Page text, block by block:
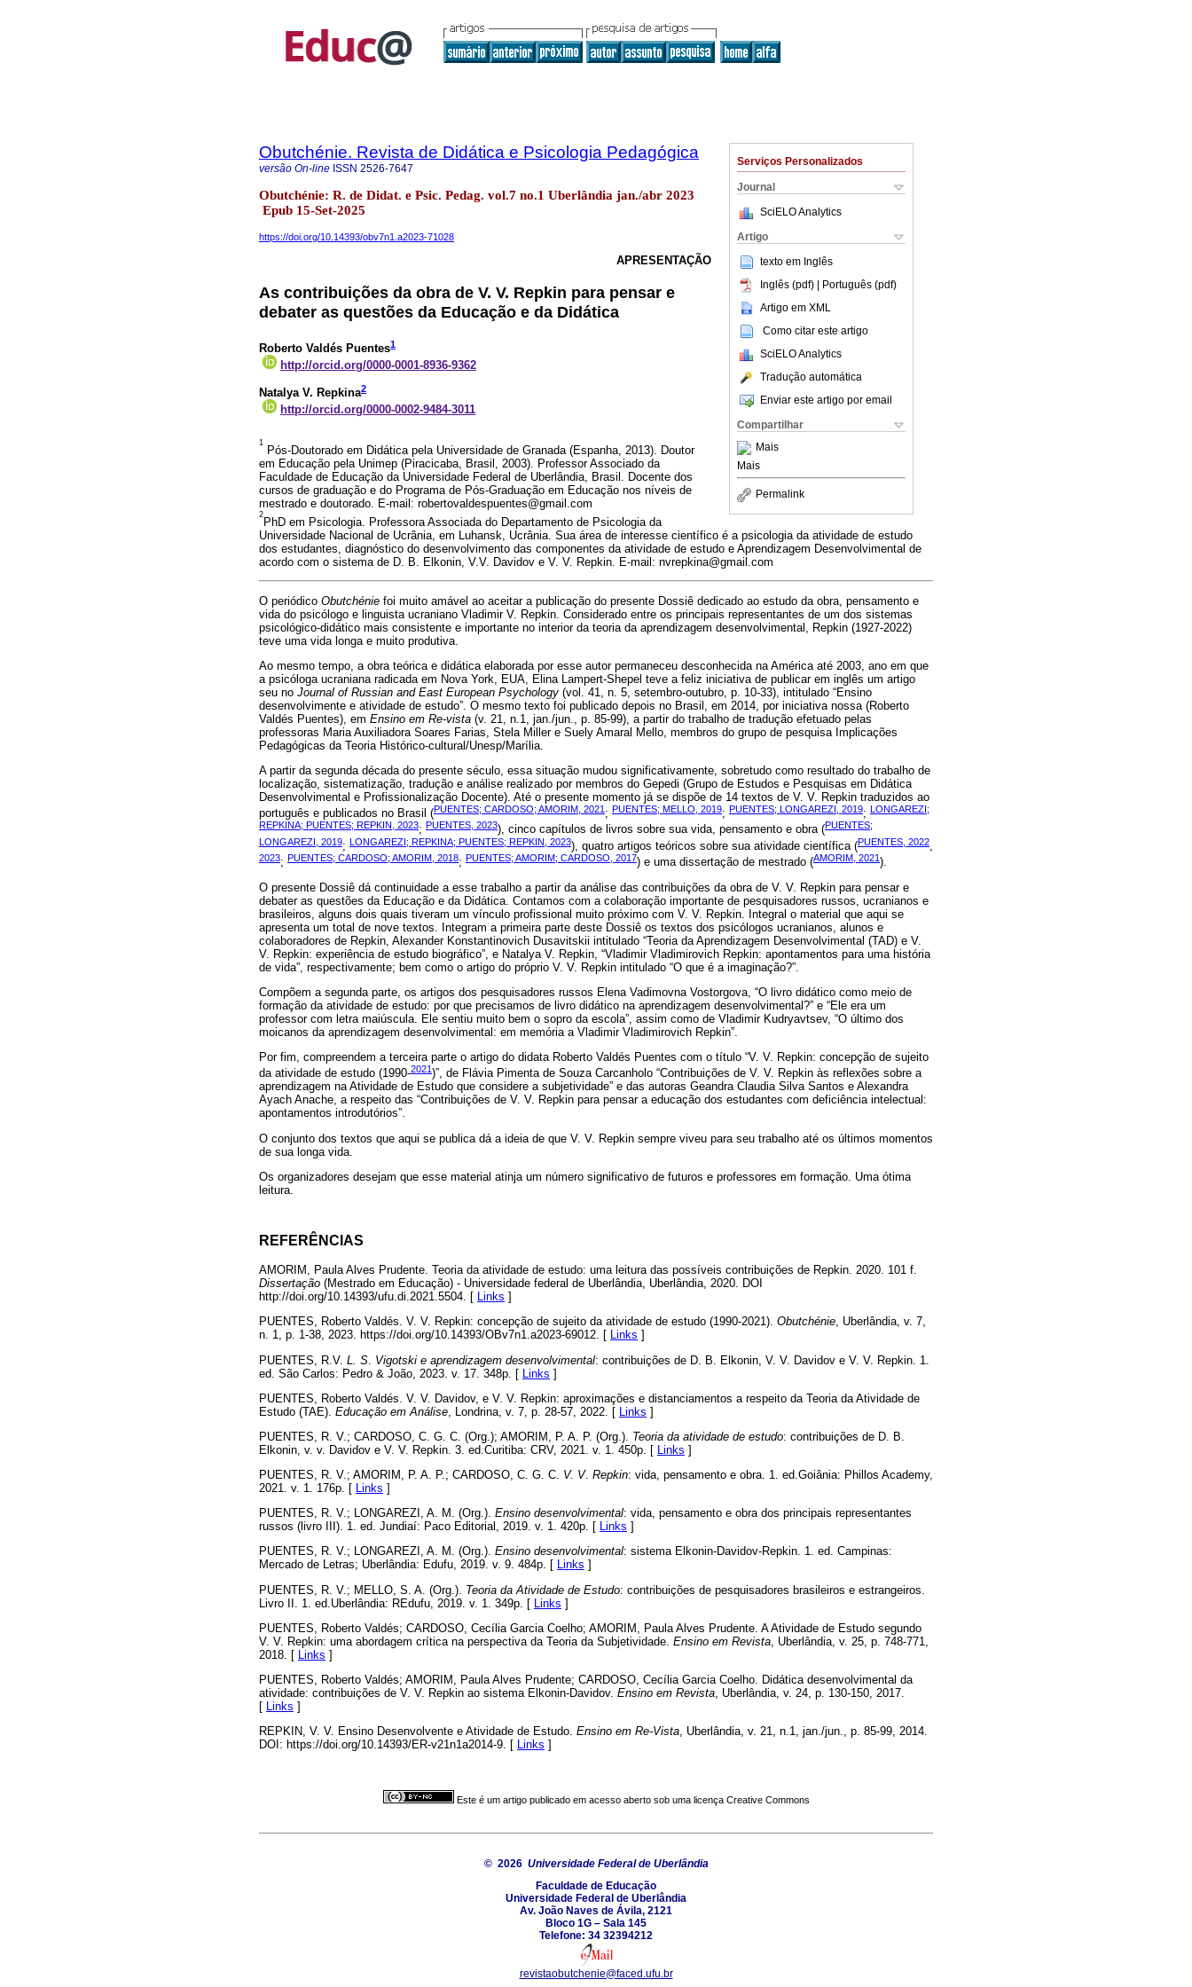
Serviços Personalizados
Journal
SciELO Analytics
Artigo
texto em Inglês
Inglês (pdf) | Português (pdf)
Artigo em XML
Como citar este artigo
SciELO Analytics
Tradução automática
Enviar este artigo por email
Compartilhar
Mais
Mais
Permalink
Obutchénie. Revista de Didática e Psicologia Pedagógica
versão On-line ISSN 2526-7647
Obutchénie: R. de Didat. e Psic. Pedag. vol.7 no.1 Uberlândia jan./abr 2023
Epub 15-Set-2025
https://doi.org/10.14393/obv7n1.a2023-71028
APRESENTAÇÃO
As contribuições da obra de V. V. Repkin para pensar e
debater as questões da Educação e da Didática
Roberto Valdés Puentes1
http://orcid.org/0000-0001-8936-9362
Natalya V. Repkina2
http://orcid.org/0000-0002-9484-3011
1
Pós-Doutorado em Didática pela Universidade de Granada (Espanha, 2013). Doutor
em Educação pela Unimep (Piracicaba, Brasil, 2003). Professor Associado da
Faculdade de Educação da Universidade Federal de Uberlândia, Brasil. Docente dos
cursos de graduação e do Programa de Pós-Graduação em Educação nos níveis de
mestrado e doutorado. E-mail: robertovaldespuentes@gmail.com
2
PhD em Psicologia. Professora Associada do Departamento de Psicologia da
Universidade Nacional de Ucrânia, em Luhansk, Ucrânia. Sua área de interesse científico é a psicologia da atividade de estudo
dos estudantes, diagnóstico do desenvolvimento das componentes da atividade de estudo e Aprendizagem Desenvolvimental de
acordo com o sistema de D. B. Elkonin, V.V. Davidov e V. V. Repkin. E-mail: nvrepkina@gmail.com
O periódico Obutchénie foi muito amável ao aceitar a publicação do presente Dossiê dedicado ao estudo da obra, pensamento e
vida do psicólogo e linguista ucraniano Vladimir V. Repkin. Considerado entre os principais representantes de um dos sistemas
psicológico-didático mais consistente e importante no interior da teoria da aprendizagem desenvolvimental, Repkin (1927-2022)
teve uma vida longa e muito produtiva.
Ao mesmo tempo, a obra teórica e didática elaborada por esse autor permaneceu desconhecida na América até 2003, ano em que
a psicóloga ucraniana radicada em Nova York, EUA, Elina Lampert-Shepel teve a feliz iniciativa de publicar em inglês um artigo
seu no Journal of Russian and East European Psychology (vol. 41, n. 5, setembro-outubro, p. 10-33), intitulado “Ensino
desenvolvimente e atividade de estudo”. O mesmo texto foi publicado depois no Brasil, em 2014, por iniciativa nossa (Roberto
Valdés Puentes), em Ensino em Re-vista (v. 21, n.1, jan./jun., p. 85-99), a partir do trabalho de tradução efetuado pelas
professoras Maria Auxiliadora Soares Farias, Stela Miller e Suely Amaral Mello, membros do grupo de pesquisa Implicações
Pedagógicas da Teoria Histórico-cultural/Unesp/Marília.
A partir da segunda década do presente século, essa situação mudou significativamente, sobretudo como resultado do trabalho de
localização, sistematização, tradução e análise realizado por membros do Gepedi (Grupo de Estudos e Pesquisas em Didática
Desenvolvimental e Profissionalização Docente). Até o presente momento já se dispõe de 14 textos de V. V. Repkin traduzidos ao
português e publicados no Brasil (PUENTES; CARDOSO; AMORIM, 2021 ; PUENTES; MELLO, 2019; PUENTES; LONGAREZI, 2019; LONGAREZI;
REPKINA; PUENTES; REPKIN, 2023; PUENTES, 2023), cinco capítulos de livros sobre sua vida, pensamento e obra (PUENTES;
LONGAREZI, 2019; LONGAREZI; REPKINA; PUENTES; REPKIN, 2023), quatro artigos teóricos sobre sua atividade científica (PUENTES, 2022,
2023; PUENTES; CARDOSO; AMORIM, 2018; PUENTES; AMORIM; CARDOSO, 2017) e uma dissertação de mestrado (AMORIM, 2021).
O presente Dossiê dá continuidade a esse trabalho a partir da análise das contribuições da obra de V. V. Repkin para pensar e
debater as questões da Educação e da Didática. Contamos com a colaboração importante de pesquisadores russos, ucranianos e
brasileiros, alguns dois quais tiveram um vínculo profissional muito próximo com V. V. Repkin. Integral o material que aqui se
apresenta um total de nove textos. Integram a primeira parte deste Dossiê os textos dos psicólogos ucranianos, alunos e
colaboradores de Repkin, Alexander Konstantinovich Dusavitskii intitulado “Teoria da Aprendizagem Desenvolvimental (TAD) e V.
V. Repkin: experiência de estudo biográfico”, e Natalya V. Repkin, “Vladimir Vladimirovich Repkin: apontamentos para uma história
de vida”, respectivamente; bem como o artigo do próprio V. V. Repkin intitulado “O que é a imaginação?”.
Compõem a segunda parte, os artigos dos pesquisadores russos Elena Vadimovna Vostorgova, “O livro didático como meio de
formação da atividade de estudo: por que precisamos de livro didático na aprendizagem desenvolvimental?” e “Ele era um
professor com letra maiúscula. Ele sentiu muito bem o sopro da escola”, assim como de Vladimir Kudryavtsev, “O último dos
moicanos da aprendizagem desenvolvimental: em memória a Vladimir Vladimirovich Repkin”.
Por fim, compreendem a terceira parte o artigo do didata Roberto Valdés Puentes com o título “V. V. Repkin: concepção de sujeito
da atividade de estudo (1990-2021)”, de Flávia Pimenta de Souza Carcanholo “Contribuições de V. V. Repkin às reflexões sobre a
aprendizagem na Atividade de Estudo que considere a subjetividade” e das autoras Geandra Claudia Silva Santos e Alexandra
Ayach Anache, a respeito das “Contribuições de V. V. Repkin para pensar a educação dos estudantes com deficiência intelectual:
apontamentos introdutórios”.
O conjunto dos textos que aqui se publica dá a ideia de que V. V. Repkin sempre viveu para seu trabalho até os últimos momentos
de sua longa vida.
Os organizadores desejam que esse material atinja um número significativo de futuros e professores em formação. Uma ótima
leitura.
REFERÊNCIAS
AMORIM, Paula Alves Prudente. Teoria da atividade de estudo: uma leitura das possíveis contribuições de Repkin. 2020. 101 f.
Dissertação (Mestrado em Educação) - Universidade federal de Uberlândia, Uberlândia, 2020. DOI
http://doi.org/10.14393/ufu.di.2021.5504. [ Links ]
PUENTES, Roberto Valdés. V. V. Repkin: concepção de sujeito da atividade de estudo (1990-2021). Obutchénie, Uberlândia, v. 7,
n. 1, p. 1-38, 2023. https://doi.org/10.14393/OBv7n1.a2023-69012. [ Links ]
PUENTES, R.V. L. S Vigotski e aprendizagem desenvolvimental: contribuições de D. B. Elkonin, V. V. Davidov e V. V. Repkin. 1.
ed. São Carlos: Pedro & João, 2023. v. 17. 348p. [ Links ]
PUENTES, Roberto Valdés. V. V. Davidov, e V. V. Repkin: aproximações e distanciamentos a respeito da Teoria da Atividade de
Estudo (TAE). Educação em Análise , Londrina, v. 7, p. 28-57, 2022. [ Links ]
PUENTES, R. V.; CARDOSO, C. G. C. (Org.); AMORIM, P. A. P. (Org.). Teoria da atividade de estudo: contribuições de D. B.
Elkonin, v. v. Davidov e V. V. Repkin. 3. ed.Curitiba: CRV, 2021. v. 1. 450p. [
Links ]
PUENTES, R. V.; AMORIM, P. A. P.; CARDOSO, C. G. C. V. V. Repkin: vida, pensamento e obra. 1. ed.Goiânia: Phillos Academy,
2021. v. 1. 176p. [ Links ]
PUENTES, R. V.; LONGAREZI, A. M. (Org.). Ensino desenvolvimental: vida, pensamento e obra dos principais representantes
russos (livro III). 1. ed. Jundiaí: Paco Editorial, 2019. v. 1. 420p. [ Links ]
PUENTES, R. V.; LONGAREZI, A. M. (Org.). Ensino desenvolvimental: sistema Elkonin-Davidov-Repkin. 1. ed. Campinas:
Mercado de Letras; Uberlândia: Edufu, 2019. v. 9. 484p. [ Links ]
PUENTES, R. V.; MELLO, S. A. (Org.). Teoria da Atividade de Estudo: contribuições de pesquisadores brasileiros e estrangeiros.
Livro II. 1. ed.Uberlândia: REdufu, 2019. v. 1. 349p. [ Links ]
PUENTES, Roberto Valdés; CARDOSO, Cecília Garcia Coelho; AMORIM, Paula Alves Prudente. A Atividade de Estudo segundo
V. V. Repkin: uma abordagem crítica na perspectiva da Teoria da Subjetividade. Ensino em Revista , Uberlândia, v. 25, p. 748-771,
2018. [
Links ]
PUENTES, Roberto Valdés; AMORIM, Paula Alves Prudente; CARDOSO, Cecília Garcia Coelho. Didática desenvolvimental da
atividade: contribuições de V. V. Repkin ao sistema Elkonin-Davidov. Ensino em Revista, Uberlândia, v. 24, p. 130-150, 2017.
[ Links ]
REPKIN, V. V. Ensino Desenvolvente e Atividade de Estudo. Ensino em Re-Vista, Uberlândia, v. 21, n.1, jan./jun., p. 85-99, 2014.
DOI: https://doi.org/10.14393/ER-v21n1a2014-9. [ Links ]
Este é um artigo publicado em acesso aberto sob uma licença Creative Commons
© 2026 Universidade Federal de Uberlândia
Faculdade de Educação
Universidade Federal de Uberlândia
Av. João Naves de Ávila, 2121
Bloco 1G – Sala 145
Telefone: 34 32394212
revistaobutchenie@faced.ufu.br